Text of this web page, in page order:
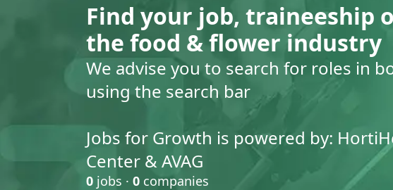
Find your job, traineeship
the food & flower industry
We advise you to search for roles in
using the search bar
Jobs for Growth is powered by:
Center & AVAG
0 jobs · 0 companies